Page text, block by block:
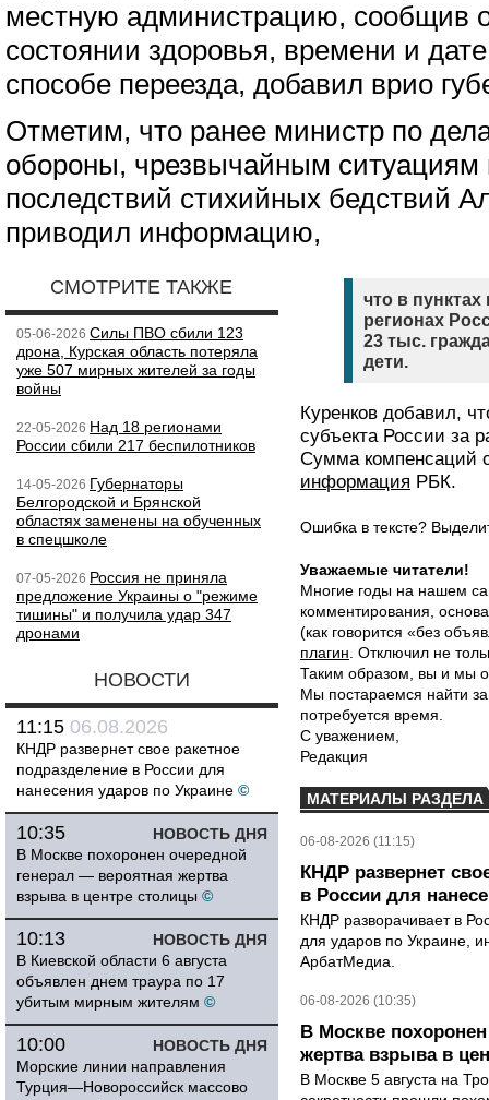
местную администрацию, сообщив
состоянии здоровья, времени и
способе переезда, добавил врио
Отметим, что ранее министр по
обороны, чрезвычайным ситуациям
последствий стихийных бедствий
приводил информацию,
СМОТРИТЕ ТАКЖЕ
05-06-2026 Силы ПВО сбили 123
дрона, Курская область потеряла
уже 507 мирных жителей за годы
войны
22-05-2026 Над 18 регионами
России сбили 217 беспилотников
14-05-2026 Губернаторы
Белгородской и Брянской
областях заменены на обученных
в спецшколе
07-05-2026 Россия не приняла
предложение Украины о "режиме
тишины" и получила удар 347
дронами
НОВОСТИ
11:15 06.08.2026
КНДР развернет свое ракетное
подразделение в России для
нанесения ударов по Украине ©
НОВОСТЬ ДНЯ
10:35
В Москве похоронен очередной
генерал — вероятная жертва
взрыва в центре столицы ©
НОВОСТЬ ДНЯ
10:13
В Киевской области 6 августа
объявлен днем траура по 17
убитым мирным жителям ©
НОВОСТЬ ДНЯ
10:00
Морские линии направления
Турция—Новороссийск массово
что в
регионах
23 тыс.
дети.
Куренков добавил,
субъекта России за
Сумма компенсаций
информация РБК.
Ошибка в тексте?
Уважаемые читатели!
Многие годы на нашем
комментирования,
(как говорится «без
плагин . Отключил не
Таким образом, вы и мы
Мы постараемся найти
потребуется время.
С уважением,
Редакция
МАТЕРИАЛЫ РАЗДЕЛА
06-08-2026 (11:15)
КНДР развернет
в России для
КНДР разворачивает в
для ударов по Украине,
АрбатМедиа.
06-08-2026 (10:35)
В Москве
жертва взрыва в
В Москве 5 августа на